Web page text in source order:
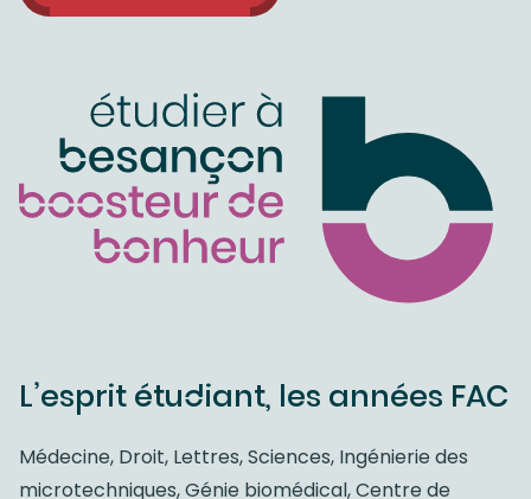
L’esprit étudiant, les années FAC
Médecine, Droit, Lettres, Sciences, Ingénierie des
microtechniques, Génie biomédical, Centre de